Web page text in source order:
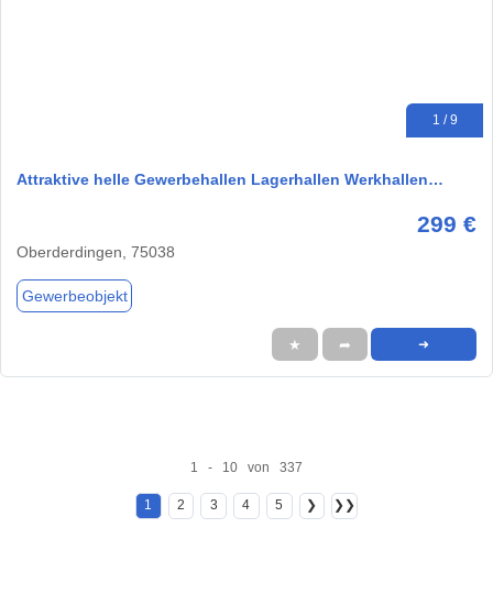
1 / 9
Attraktive helle Gewerbehallen Lagerhallen Werkhallen…
299 €
Oberderdingen, 75038
Gewerbeobjekt
★ ➦ ➜
1 - 10 von 337
1 2 3 4 5 ❯ ❯❯